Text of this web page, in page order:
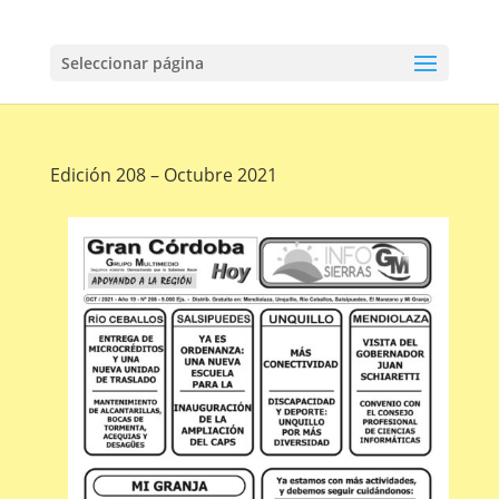
Seleccionar página
Edición 208 – Octubre 2021